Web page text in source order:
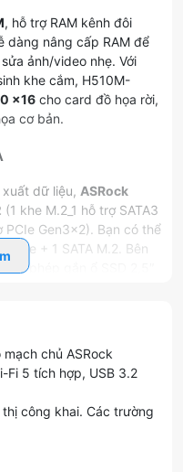
, hỗ trợ RAM kênh đôi
dàng nâng cấp RAM để
ảnh/video nhẹ. Với
khe cắm, H510M-
x16 cho card đồ họa rời,
cơ bản.
dữ liệu, ASRock
(1 khe M.2_1 hỗ trợ SATA3
PCIe Gen3×2). Bạn có thể
+ 1 SATA M.2. Bên
, cho phép gắn ổ SSD 2,5″
dạng lựa chọn kết nối:
1.2
+ 2×Type-C), 2×USB 2.0
RTL8111H),
chủ ASRock
Fi 5 tích hợp, USB 3.2
công khai. Các trường